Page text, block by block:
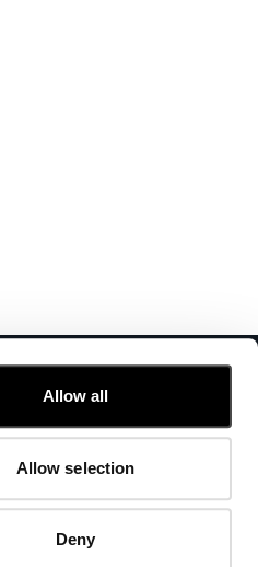
Allow all
Allow selection
Deny
RÜCKSENDUNGEN
UNS